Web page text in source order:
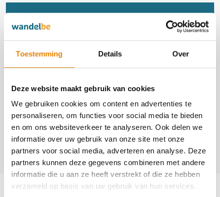
Toestemming Details Over
Deze website maakt gebruik van cookies
We gebruiken cookies om content en advertenties te
personaliseren, om functies voor social media te bieden
en om ons websiteverkeer te analyseren. Ook delen we
informatie over uw gebruik van onze site met onze
partners voor social media, adverteren en analyse. Deze
partners kunnen deze gegevens combineren met andere
informatie die u aan ze heeft verstrekt of die ze hebben
verzameld op basis van uw gebruik van hun services.
Georganiseerd door
BVV / FBSP
BVV
Contact
BVV / FBSP
+32(0)496 08 83 84
info@ivveuropiade2026.be